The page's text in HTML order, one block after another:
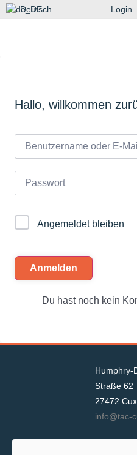
Deutsch Login
Hallo, willkommen
Angemeldet bleiben
Anmelden
Du hast noch kein
Humphry-
Straße 62
27472
info@tac-